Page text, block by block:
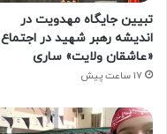
تبیین جایگاه مهدویت در
اندیشه رهبر شهید در اجتماع
«عاشقان ولایت» ساری
17 ساعت پیش